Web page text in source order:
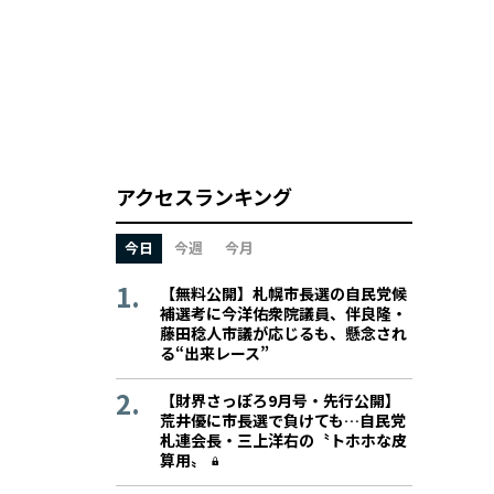
アクセスランキング
今日 今週 今月
【無料公開】札幌市長選の自民党候
補選考に今洋佑衆院議員、伴良隆・
藤田稔人市議が応じるも、懸念され
る“出来レース”
【財界さっぽろ9月号・先行公開】
荒井優に市長選で負けても…自民党
札連会長・三上洋右の〝トホホな皮
算用〟